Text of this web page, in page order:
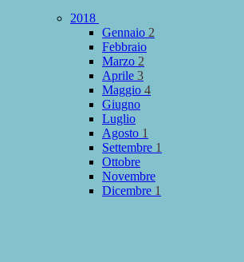
2018
Gennaio 2
Febbraio
Marzo 2
Aprile 3
Maggio 4
Giugno
Luglio
Agosto 1
Settembre 1
Ottobre
Novembre
Dicembre 1